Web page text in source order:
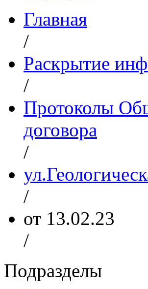
Главная
/
Раскрытие
/
Протоколы
договора
/
/
от 13.02.23
/
Подразделы